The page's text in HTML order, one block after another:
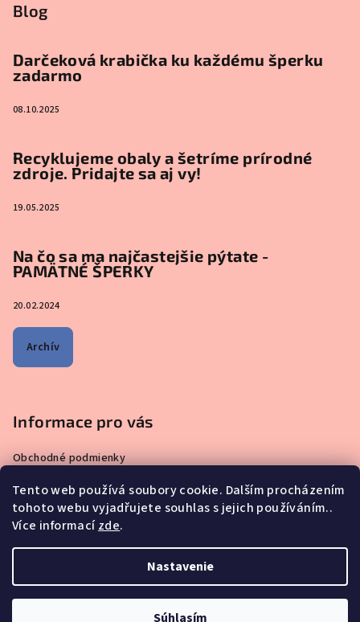
Tento web používá soubory cookie. Dalším procházením
tohoto webu vyjadřujete souhlas s jejich používáním..
Více informacízde.
Nastavenie
Súhlasím
Blog
Darčeková krabička ku každému šperku
zadarmo
08.10.2025
Recyklujeme obaly a šetríme prírodné
zdroje. Pridajte sa aj vy!
19.05.2025
Na čo sa ma najčastejšie pýtate -
PAMÄTNÉ ŠPERKY
20.02.2024
Archív
Informace pro vás
Obchodné podmienky
Čo sa ma pýtate najčastejšie – ŠPERKY VYROBENÉ Z MATERSKÉHO
MLIEKA
Prečo nakupovať u nás?
Reklamácie, výmeny a vrátenie tovaru